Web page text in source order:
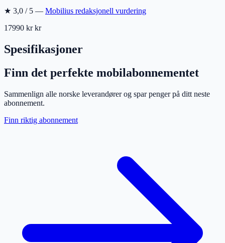
★ 3,0 / 5 — Mobilius redaksjonell vurdering
17990 krkr
Spesifikasjoner
Finn det perfekte mobilabonnementet
Sammenlign alle norske leverandører og spar penger på ditt neste
abonnement.
Finn riktig abonnement